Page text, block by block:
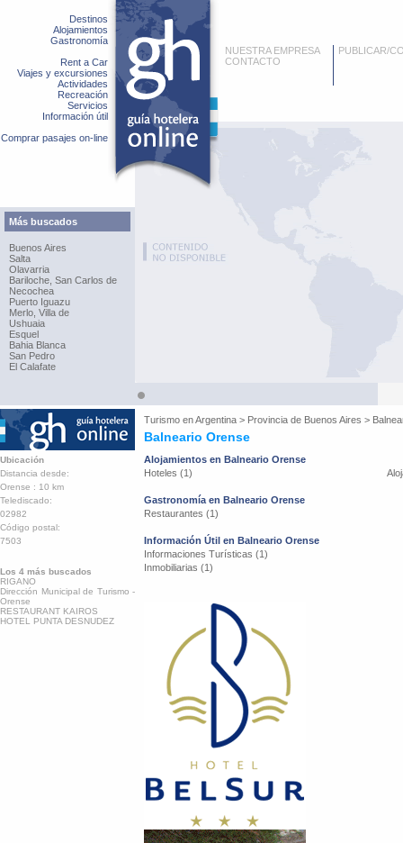
Destinos
Alojamientos
Gastronomía
Rent a Car
Viajes y excursiones
Actividades
Recreación
Servicios
Información útil
Comprar pasajes on-line
Más buscados
Buenos Aires
Salta
Olavarria
Bariloche, San Carlos de
Necochea
Puerto Iguazu
Merlo, Villa de
Ushuaia
Esquel
Bahia Blanca
San Pedro
El Calafate
NUESTRA EMPRESA
CONTACTO
PUBLICAR/
Turismo enArgentina > Provincia de Buenos Aires >
Balneario Orense
Ubicación
Distancia desde:
Orense : 10 km
Telediscado:
02982
Código postal:
7503
Los 4 más buscados
RIGANO
Dirección Municipal de Turismo -
Orense
RESTAURANT KAIROS
HOTEL PUNTA DESNUDEZ
Alojamientos en Balneario Orense
Hoteles (1)
Gastronomía en Balneario Orense
Restaurantes (1)
Información Útil en Balneario Orense
Informaciones Turísticas (1)
Inmobiliarias (1)